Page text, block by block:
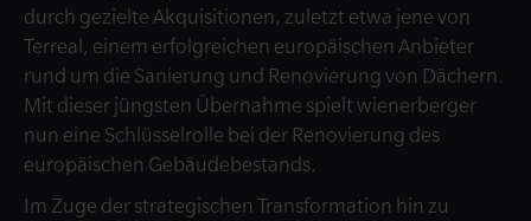
durch gezielte Akquisitionen, zuletzt etwa jene von
Terreal, einem erfolgreichen europäischen Anbieter
rund um die Sanierung und Renovierung von Dächern.
Mit dieser jüngsten Übernahme spielt wienerberger
nun eine Schlüsselrolle bei der Renovierung des
europäischen Gebäudebestands.
Im Zuge der strategischen Transformation hin zu